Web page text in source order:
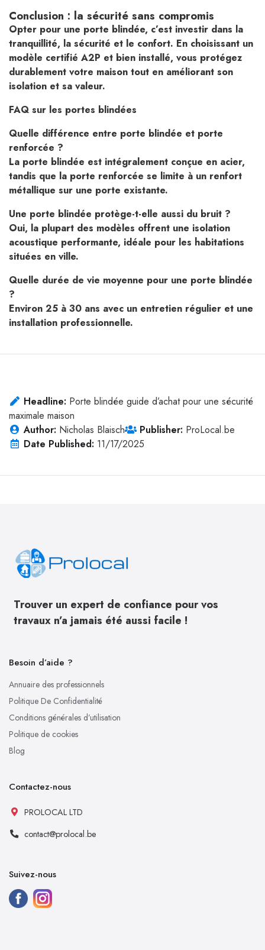
Conclusion : la sécurité sans compromis
Opter pour une porte blindée, c’est investir dans la
tranquillité, la sécurité et le confort. En choisissant un
modèle certifié A2P et bien installé, vous protégez
durablement votre maison tout en améliorant son
isolation et sa valeur.
FAQ sur les portes blindées
Quelle différence entre porte blindée et porte
renforcée ?
La porte blindée est intégralement conçue en acier,
tandis que la porte renforcée se limite à un renfort
métallique sur une porte existante.
Une porte blindée protège-t-elle aussi du bruit ?
Oui, la plupart des modèles offrent une isolation
acoustique performante, idéale pour les habitations
situées en ville.
Quelle durée de vie moyenne pour une porte blindée
?
Environ 25 à 30 ans avec un entretien régulier et une
installation professionnelle.
Headline: Porte blindée guide d’achat pour une sécurité
maximale maison
Author: Nicholas Blaisch Publisher: ProLocal.be
Date Published: 11/17/2025
Trouver un expert de confiance pour vos
travaux n’a jamais été aussi facile !
Besoin d’aide ?
Annuaire des professionnels
Politique De Confidentialité
Conditions générales d’utilisation
Politique de cookies
Blog
Contactez-nous
PROLOCAL LTD
contact@prolocal.be
Suivez-nous